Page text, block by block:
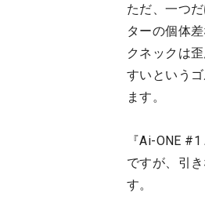
ただ、一つ
ターの個体
クネックは
すいという
ます。
『Ai-ONE
ですが、引
す。